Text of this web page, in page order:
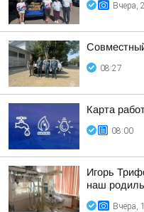
Вчера,
08:27
Карта
08:00
Игорь
наш
Вчера,